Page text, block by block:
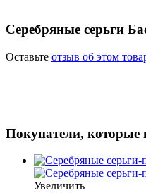
Серебряные серьги
Оставьте отзыв об этом
Покупатели, которые
Увеличить